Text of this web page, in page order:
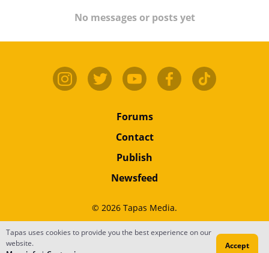
No messages or posts yet
Forums
Contact
Publish
Newsfeed
© 2026 Tapas Media.
Terms •Privacy•Content
Do Not Sell or Share My Personal Information
Tapas uses cookies to provide you the best experience on our
website.
Accept